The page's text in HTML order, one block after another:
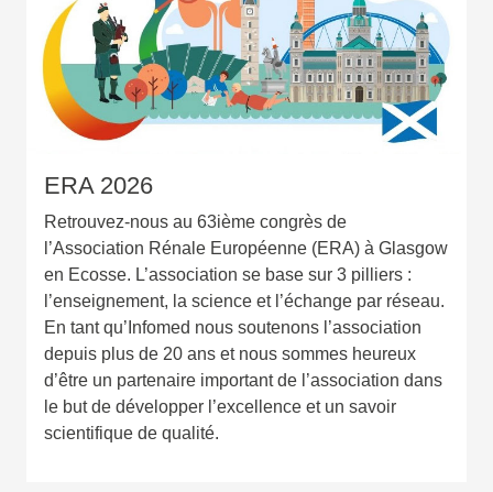
ERA 2026
Retrouvez-nous au 63ième congrès de
l’Association Rénale Européenne (ERA) à Glasgow
en Ecosse. L’association se base sur 3 pilliers :
l’enseignement, la science et l’échange par réseau.
En tant qu’Infomed nous soutenons l’association
depuis plus de 20 ans et nous sommes heureux
d’être un partenaire important de l’association dans
le but de développer l’excellence et un savoir
scientifique de qualité.